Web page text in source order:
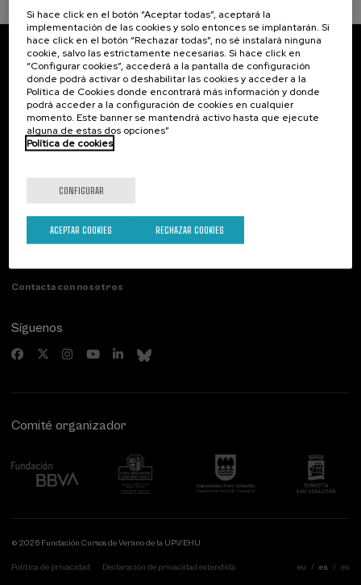
Suscríbete a nuestro boletín
Inscríbete para ser el primero/a en recibir las
novedades de UIK.
Suscribirse
Contacto
Palacio Miramar
Paseo de Miraconcha, 48
20007 Donostia / San Sebastián
Contacta con nosotros
Actividades anteriores
Síguenos
Comité organizador
© 2026 Fundación Cursos de Verano de la UPV/EHU
Política de privacidad Declaración de privacidad extendida eu es en
Si hace click en el botón “Aceptar todas”, aceptará la
implementación de las cookies y solo entonces se implantarán. Si
hace click en el botón “Rechazar todas”, no sé instalará ninguna
cookie, salvo las estrictamente necesarias. Si hace click en
“Configurar cookies”, accederá a la pantalla de configuración
donde podrá activar o deshabilitar las cookies y acceder a la
Política de Cookies donde encontrará más información y donde
podrá acceder a la configuración de cookies en cualquier
momento. Este banner se mantendrá activo hasta que ejecute
alguna de estas dos opciones”
Política de cookies
CONFIGURAR
RECHAZAR COOKIES
ACEPTAR COOKIES